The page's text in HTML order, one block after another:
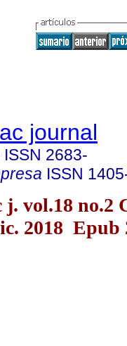
journal
ISSN 2683-
ISSN
j. vol.18 no.2
2018 Epub